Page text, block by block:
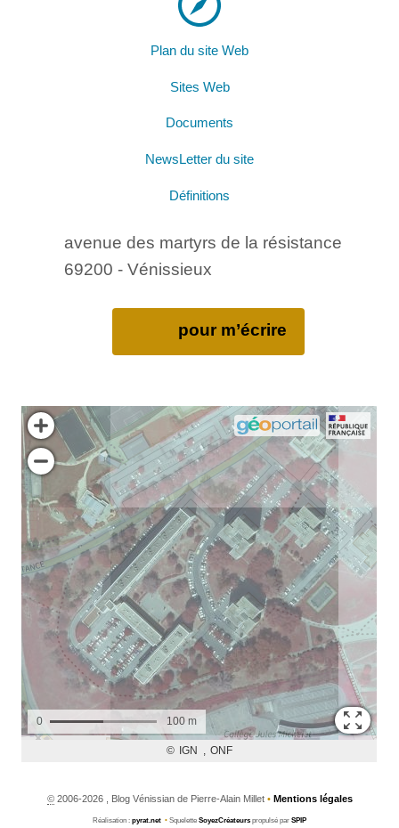
Plan du site Web
Sites Web
Documents
NewsLetter du site
Définitions
avenue des martyrs de la résistance
69200 - Vénissieux
pour m’écrire
©2006-2026 , Blog Vénissian de Pierre-Alain Millet • Mentions légales
Réalisation : pyrat.net • Squelette SoyezCréateurs propulsé par SPIP